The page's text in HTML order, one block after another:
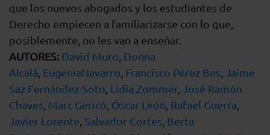
que los nuevos abogados y los estudiantes de
Derecho empiecen a familiarizarse con lo que,
posiblemente, no les van a enseñar.
AUTORES: David Muro Donna
Alcalá EugeniaNavarro Francisco Pérez Bes
Jaime
Saz Fernández-Soto Lidia Zommer, José Ramón
Chaves Marc Gericó Óscar León Rafael Guerra
Javier Lorente Salvador Cortes Berta